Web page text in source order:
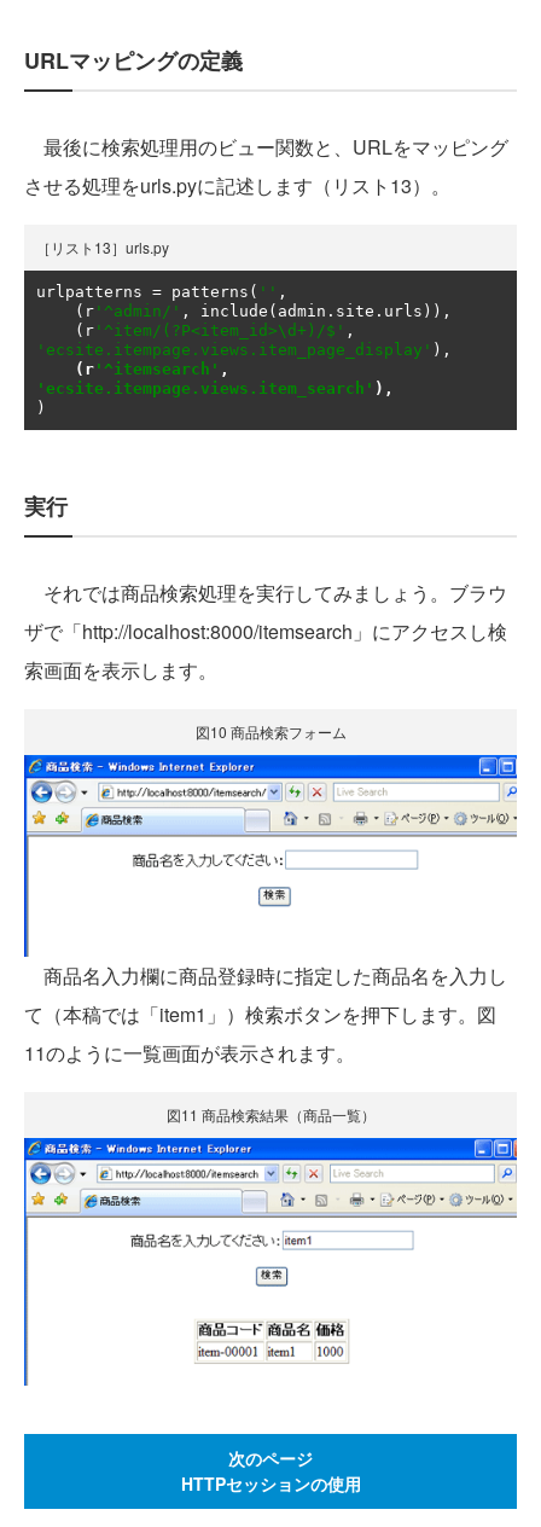
URLマッピングの定義
最後に検索処理用のビュー関数と、URLをマッピング
させる処理をurls.pyに記述します（リスト13）。
［リスト13］urls.py
urlpatterns = patterns ( '' ,
( r '^admin/' , include ( admin . site . urls )),
( r '^item/(?P<item_id>\d+)/$' ,
'ecsite.itempage.views.item_page_display' ),
( r '^itemsearch' ,
'ecsite.itempage.views.item_search' ),
)
実行
それでは商品検索処理を実行してみましょう。ブラウ
ザで「http://localhost:8000/itemsearch」にアクセスし検
索画面を表示します。
図10 商品検索フォーム
商品名入力欄に商品登録時に指定した商品名を入力し
て（本稿では「item1」）検索ボタンを押下します。図
11のように一覧画面が表示されます。
図11 商品検索結果（商品一覧）
次のページ
HTTPセッションの使用